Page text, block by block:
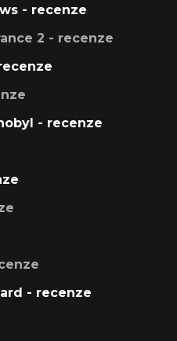
- recenze
2 - recenze
- recenze
- recenze